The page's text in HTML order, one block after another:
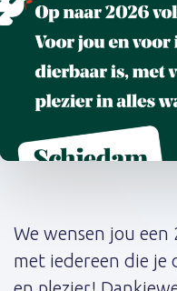
We wensen jou
met iedereen die je
navigation